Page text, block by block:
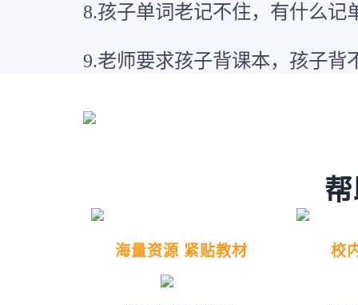
8.孩子单词老记不住，有什么记
9.老师要求孩子背课本，孩子背
海量资源 紧贴教材 校